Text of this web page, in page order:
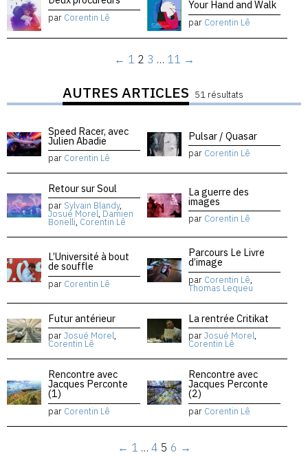
par Corentin Lê
Your Hand and Walk
par Corentin Lê
← 1 2 3 … 11 →
AUTRES ARTICLES 51 résultats
Speed Racer, avec
Julien Abadie
par Corentin Lê
Pulsar / Quasar
par Corentin Lê
Retour sur Soul
par Sylvain Blandy,
Josué Morel, Damien
Bonelli, Corentin Lê
La guerre des
images
par Corentin Lê
L’Université à bout
de souffle
par Corentin Lê
Parcours Le Livre
d’image
par Corentin Lê,
Thomas Lequeu
Futur antérieur
parJosué Morel,
Corentin Lê
La rentrée Critikat
parJosué Morel,
Corentin Lê
Rencontre avec
Jacques Perconte
(1)
par Corentin Lê
Rencontre avec
Jacques Perconte
(2)
par Corentin Lê
← 1 … 4 5 6 →